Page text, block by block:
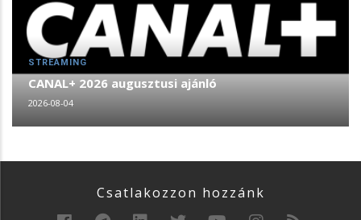
STREAMING
CANAL+ 2026 augusztusi ajánló
2026-08-04
Csatlakozzon hozzánk